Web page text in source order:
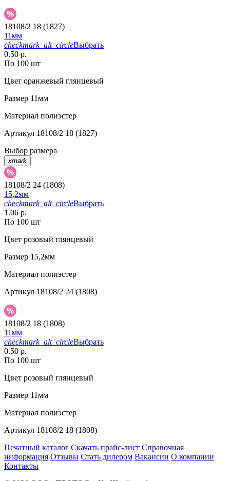
18108/2 18 (1827)
11мм
checkmark_alt_circleВыбрать
0.50 р.
По 100 шт
Цвет оранжевый глянцевый
Размер 11мм
Материал полиэстер
Артикул 18108/2 18 (1827)
Выбор размера
xmark
18108/2 24 (1808)
15,2мм
checkmark_alt_circleВыбрать
1.06 р.
По 100 шт
Цвет розовый глянцевый
Размер 15,2мм
Материал полиэстер
Артикул 18108/2 24 (1808)
18108/2 18 (1808)
11мм
checkmark_alt_circleВыбрать
0.50 р.
По 100 шт
Цвет розовый глянцевый
Размер 11мм
Материал полиэстер
Артикул 18108/2 18 (1808)
Печатный каталог Скачать прайс-лист Справочная
информация Отзывы Стать дилером Вакансии О компании
Контакты